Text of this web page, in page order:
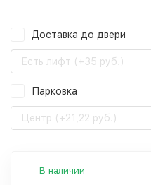
Доставка до двери
Есть лифт (+35 руб.)
Парковка
Центр (+21,22 руб.)
В наличии